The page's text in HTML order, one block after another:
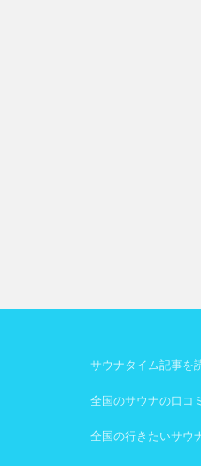
サウナタイム記事を
全国のサウナの口コ
全国の行きたいサウ